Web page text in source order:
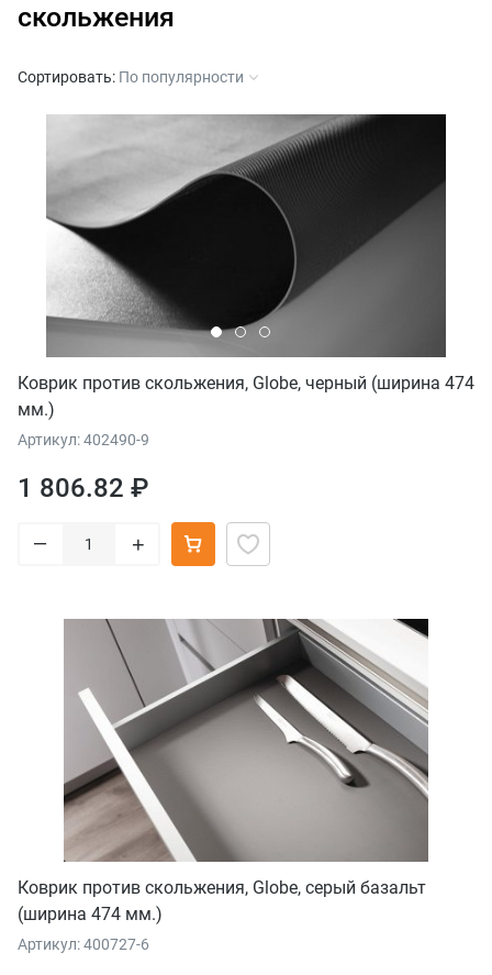
скольжения
Сортировать: По популярности
Коврик против скольжения, Globe, черный (ширина 474
мм.)
Артикул: 402490-9
1 806.82 ₽
– +
Коврик против скольжения, Globe, серый базальт
(ширина 474 мм.)
Артикул: 400727-6